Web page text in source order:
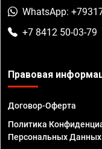
WhatsApp:
+7 8412 50-03-79
Правовая
Договор-Оферта
Политика
Персональных